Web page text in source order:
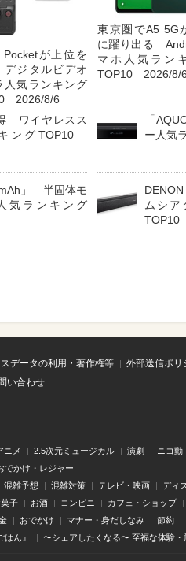
Pocketが上位を
ジタルビデオ
人気ランキング
2026/8/6
東京圏でA5 5G
に躍り出る
マホ人気ラン
TOP10 2026/8/6
ワイヤレスス
ングTOP10
「
ー人気
」 半固体モ
気ランキング
ムシ
データの利用・著作権等 外部送信ポリ
い合わせ
ニメ 2.5次元ミュージカル 演劇 ニコ動
でかけ・レジャー
混雑予想 混雑対策 テレビ・映画 ディ
菓子 お酒 コンビニ カフェ・ショップ
おでかけ マナー・身だしなみ 節約
ん』 〜シェアしたくなる〜 至福な体験・